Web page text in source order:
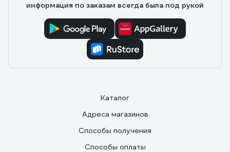
информация по заказам всегда была под рукой
Каталог
Адреса магазинов
Способы получения
Способы оплаты